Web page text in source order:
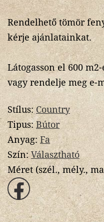
Rendelhető tömör
kérje ajánlatainkat.
Látogasson el 600
vagy rendelje meg e-
Stílus:Country
Tipus:Bútor
Anyag:Fa
Szín:Választható
Méret (szél., mély.,